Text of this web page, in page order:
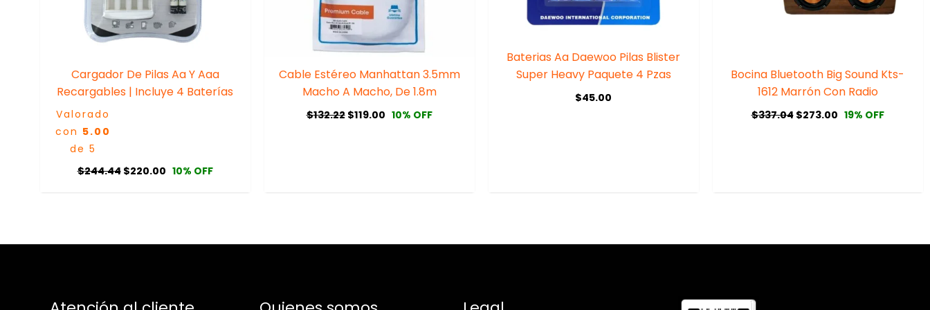
Cargador De Pilas Aa Y Aaa
Recargables | Incluye 4 Baterías
Valorado
con 5.00
de 5
$244.44 $220.00 10% OFF
Cable Estéreo Manhattan 3.5mm
Macho A Macho, De 1.8m
$132.22 $119.00 10% OFF
Baterias Aa Daewoo Pilas Blister
Super Heavy Paquete 4 Pzas
$45.00
Bocina Bluetooth Big Sound Kts-
1612 Marrón Con Radio
$337.04 $273.00 19% OFF